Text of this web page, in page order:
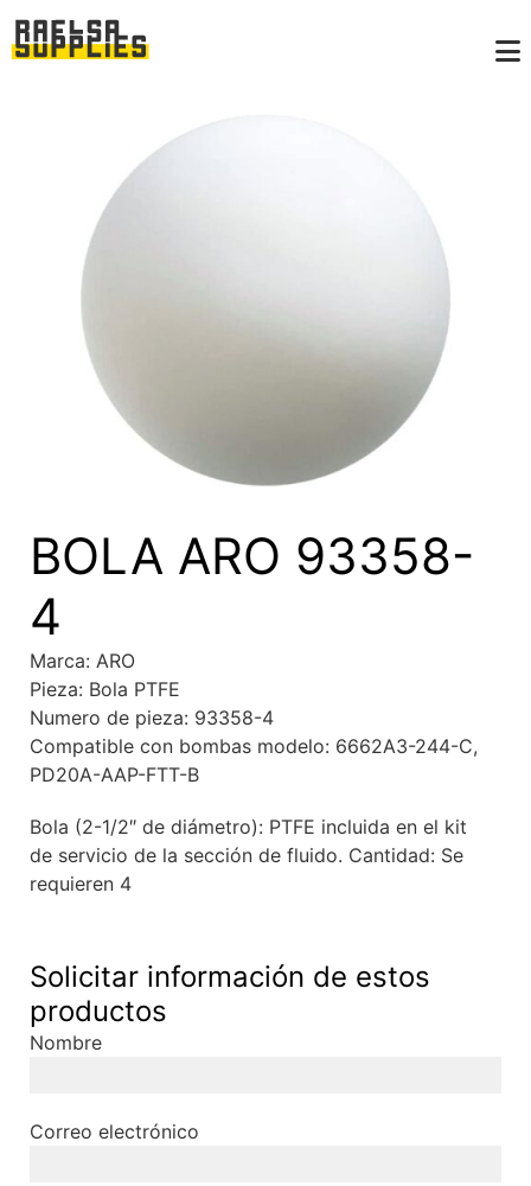
BOLA ARO 93358-
4
Marca: ARO
Pieza: Bola PTFE
Numero de pieza: 93358-4
Compatible con bombas modelo: 6662A3-244-C,
PD20A-AAP-FTT-B
Bola (2-1/2″ de diámetro): PTFE incluida en el kit
de servicio de la sección de fluido. Cantidad: Se
requieren 4
Solicitar información de estos
productos
Nombre
Correo electrónico